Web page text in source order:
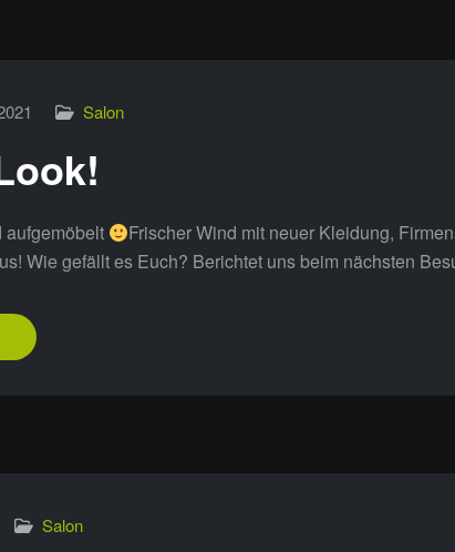
Salon
aufgemöbelt
Frischer Wind mit neuer Kleidung,
Wie gefällt es Euch? Berichtet uns beim nächsten
Salon